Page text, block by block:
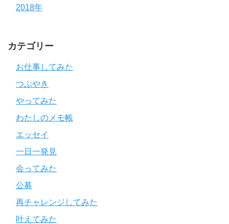
2018年
カテゴリー
お仕事してみた
つぶやき
やってみた
わたしのメモ帳
エッセイ
一日一発見
会ってみた
公募
再チャレンジしてみた
叶えてみた